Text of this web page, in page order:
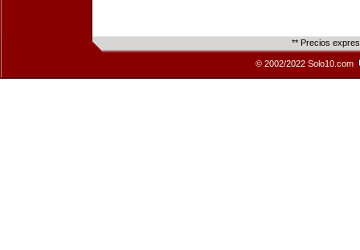
** Precios
© 2002/2022 Solo10.com